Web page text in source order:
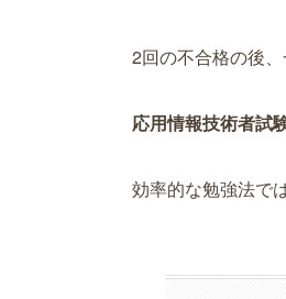
2回の不合格の後
応用情報技術者試
効率的な勉強法で